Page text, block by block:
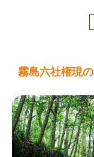
霧島六社権現